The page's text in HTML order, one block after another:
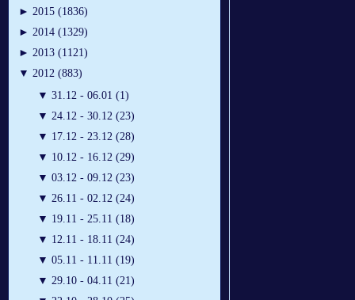
► 2015 (1836)
► 2014 (1329)
► 2013 (1121)
▼ 2012 (883)
▼ 31.12 - 06.01 (1)
▼ 24.12 - 30.12 (23)
▼ 17.12 - 23.12 (28)
▼ 10.12 - 16.12 (29)
▼ 03.12 - 09.12 (23)
▼ 26.11 - 02.12 (24)
▼ 19.11 - 25.11 (18)
▼ 12.11 - 18.11 (24)
▼ 05.11 - 11.11 (19)
▼ 29.10 - 04.11 (21)